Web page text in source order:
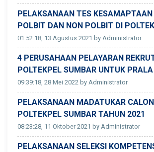
PELAKSANAAN TES
POLBIT DAN NON POLBIT DI
01:52:18, 13 Agustus 2021 by Administrator
4 PERUSAHAAN PELAYARAN
POLTEKPEL SUMBAR UNTUK
09:39:18, 28 Mei 2022 by Administrator
PELAKSANAAN MADATUKAR
POLTEKPEL SUMBAR TAHUN 2021
08:23:28, 11 Oktober 2021 by Administrator
PELAKSANAAN SELEKSI